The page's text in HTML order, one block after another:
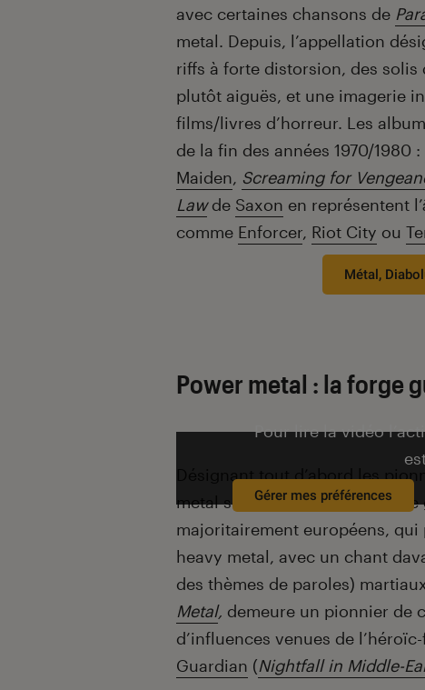
avec certaines chansons de
metal. Depuis, l’appellation
riffs à forte distorsion, des
plutôt aiguës, et une imagerie
films/livres d’horreur. Les
de la fin des années 1970/1980 :
Maiden, Screaming for
Lawde Saxon en représentent
comme Enforcer, Riot City ou
Métal,
Power metal : la forge
Pour lire la vidéo
Gérer mes préférences
Désignant tout d’abord les
metal sert aujourd’hui de
majoritairement européens,
heavy metal, avec un chant
des thèmes de paroles)
Metal, demeure un pionnier de
d’influences venues de
Guardian (Nightfall in Middle-